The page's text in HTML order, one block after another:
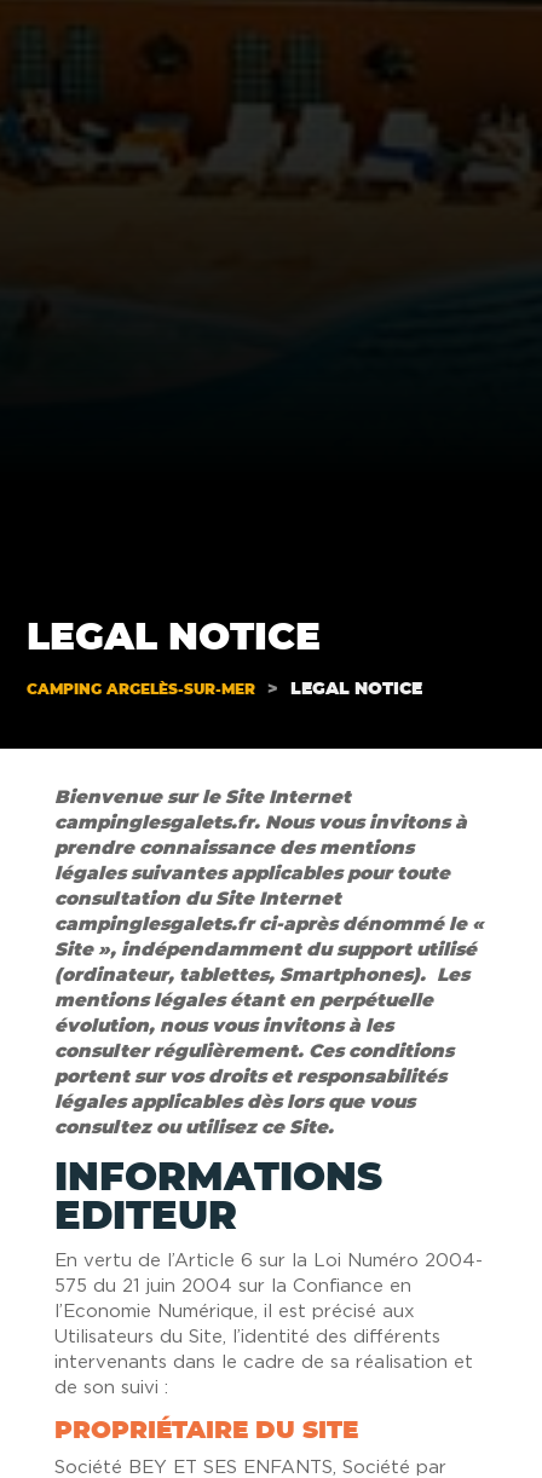
LEGAL NOTICE
CAMPING ARGELÈS-SUR-MER > LEGAL NOTICE
Bienvenue sur le Site Internet
campinglesgalets.fr. Nous vous invitons à
prendre connaissance des mentions
légales suivantes applicables pour toute
consultation du Site Internet
campinglesgalets.fr ci-après dénommé le «
Site », indépendamment du support utilisé
(ordinateur, tablettes, Smartphones).
Les
mentions légales étant en perpétuelle
évolution, nous vous invitons à les
consulter régulièrement. Ces conditions
portent sur vos droits et responsabilités
légales applicables dès lors que vous
consultez ou utilisez ce Site.
INFORMATIONS
EDITEUR
En vertu de l’Article 6 sur la Loi Numéro 2004-
575 du 21 juin 2004 sur la Confiance en
l’Economie Numérique, il est précisé aux
Utilisateurs du Site, l’identité des différents
intervenants dans le cadre de sa réalisation et
de son suivi :
PROPRIÉTAIRE DU SITE
Société BEY ET SES ENFANTS, Société par